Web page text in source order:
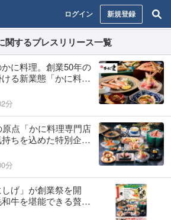
ログイン 新規登録
関するプレスリリース一覧
に料理。創業50年の
る新業態「かに料理
グランドオープン
分
点「かに料理専門店
ちを込めた特別企画
限定 記念クーポンを
分
げ」が創業祭を開
牛を堪能できる贅沢